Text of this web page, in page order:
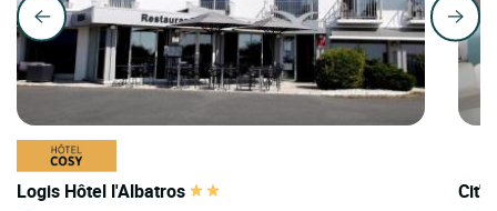
Logis Hôtel l'Albatros